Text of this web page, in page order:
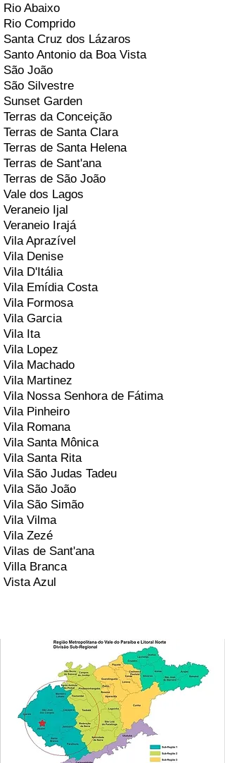
Rio Abaixo
Rio Comprido
Santa Cruz dos Lázaros
Santo Antonio da Boa Vista
São João
São Silvestre
Sunset Garden
Terras da Conceição
Terras de Santa Clara
Terras de Santa Helena
Terras de Sant'ana
Terras de São João
Vale dos Lagos
Veraneio Ijal
Veraneio Irajá
Vila Aprazível
Vila Denise
Vila D'Itália
Vila Emídia Costa
Vila Formosa
Vila Garcia
Vila Ita
Vila Lopez
Vila Machado
Vila Martinez
Vila Nossa Senhora de Fátima
Vila Pinheiro
Vila Romana
Vila Santa Mônica
Vila Santa Rita
Vila São Judas Tadeu
Vila São João
Vila São Simão
Vila Vilma
Vila Zezé
Vilas de Sant'ana
Villa Branca
Vista Azul